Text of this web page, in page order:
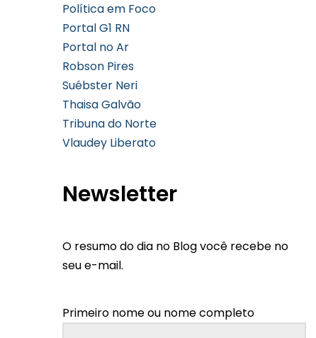
Política em Foco
Portal G1 RN
Portal no Ar
Robson Pires
Suébster Neri
Thaisa Galvão
Tribuna do Norte
Vlaudey Liberato
Newsletter
O resumo do dia no Blog você recebe no
seu e-mail.
Primeiro nome ou nome completo